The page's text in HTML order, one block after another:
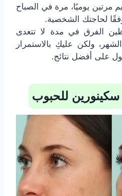
مرتين يوميًا، مرة في الصباح
لحاجتك الشخصية.
الفرق في مدة لا تتعدى
الشهر، ولكن عليكِ بالاستمرار
على أفضل نتائج.
للحبوب